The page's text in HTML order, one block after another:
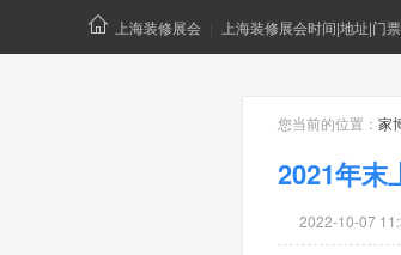
上海装修展会 上海装修展会时间|地址|门
您当前的位置： 家
2021年末
2022-10-07